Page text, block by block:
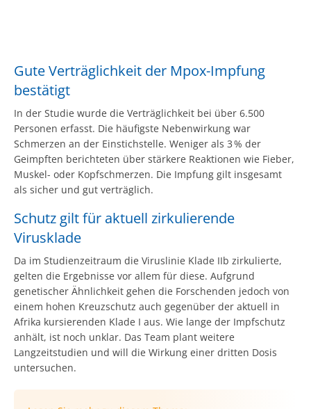
Gute Verträglichkeit der Mpox-Impfung
bestätigt
In der Studie wurde die Verträglichkeit bei über 6.500
Personen erfasst. Die häufigste Nebenwirkung war
Schmerzen an der Einstichstelle. Weniger als 3 % der
Geimpften berichteten über stärkere Reaktionen wie Fieber,
Muskel- oder Kopfschmerzen. Die Impfung gilt insgesamt
als sicher und gut verträglich.
Schutz gilt für aktuell zirkulierende
Virusklade
Da im Studienzeitraum die Viruslinie Klade IIb zirkulierte,
gelten die Ergebnisse vor allem für diese. Aufgrund
genetischer Ähnlichkeit gehen die Forschenden jedoch von
einem hohen Kreuzschutz auch gegenüber der aktuell in
Afrika kursierenden Klade I aus. Wie lange der Impfschutz
anhält, ist noch unklar. Das Team plant weitere
Langzeitstudien und will die Wirkung einer dritten Dosis
untersuchen.